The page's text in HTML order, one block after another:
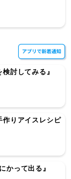
討してみる』
作りアイスレシピ
かって出る』